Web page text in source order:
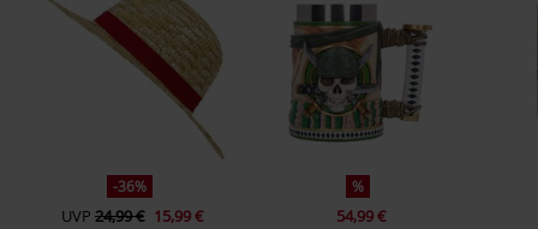
-36%
UVP 24,99 € 15,99 €
%
54,99 €